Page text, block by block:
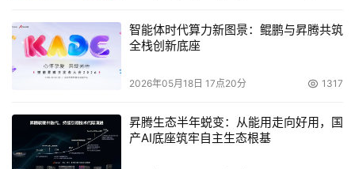
智能体时代算力新图景：鲲鹏与昇腾共筑
全栈创新底座
2026年05月18日 17点20分 1317
昇腾生态半年蜕变：从能用走向好用，国
产AI底座筑牢自主生态根基